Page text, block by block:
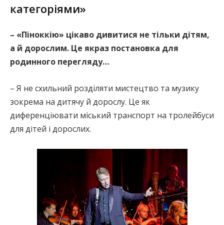
категоріями»
– «Піноккію» цікаво дивитися не тільки дітям,
а й дорослим. Це якраз постановка для
родинного перегляду…
– Я не схильний розділяти мистецтво та музику
зокрема на дитячу й дорослу. Це як
диференціювати міський транспорт на тролейбуси
для дітей і дорослих.